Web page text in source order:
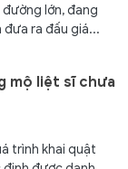
lớn, đang
ra đấu giá...
mộ liệt sĩ chưa
trình khai quật